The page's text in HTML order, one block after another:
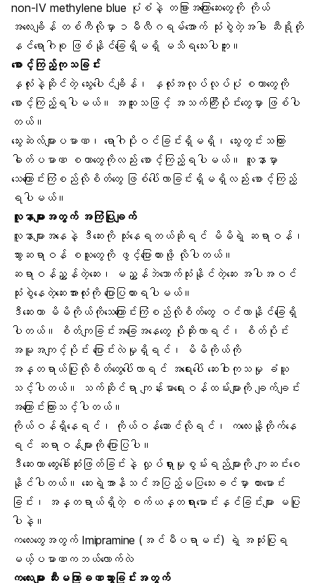
non-IV methylene blue ပုံစံနဲ့ တခြားအကြောဆေးတွေကို ကိုယ်
အလေးချိန် တစ်ကီလိုမှာ ၁မီလီဂရမ်အောက် သုံးစွဲတဲ့အခါ ဆီရိုတို
နင်ရောဂါစု ဖြစ်နိုင်ခြေရှိမရှိ မသိရသေးပါဘူး။
စောင့်ကြည့်ကုသခြင်း
နှလုံးနဲ့ဆိုင်တဲ့ သွေးပေါင်ချိန်၊ နှလုံးအလုပ်လုပ်ပုံ စတာတွေကို
စောင့်ကြည့်ရပါမယ်။ အထူးသဖြင့် အသက်ကြီးပိုင်းတွေမှာ ဖြစ်ပါ
တယ်။
သွေးဆဲလ်များပမာဏ၊ ရောဂါပိုးဝင်ခြင်းရှိမရှိ၊ သွေးတွင်းသကြား
ဓါတ်ပမာဏ စတာတွေကိုလည်း စောင့်ကြည့်ရပါမယ်။ လူနာမှာ
သေကြောင်းကြံစည်လိုစိတ်တွေ ဖြစ်ပေါ်လာခြင်းရှိမရှိလည်း စောင့်ကြည့်
ရပါမယ်။
လူနာများအတွက် အကြံပြုချက်
လူနာများအနေနဲ့ ဒီဆေးကို သုံးနေရတယ်ဆိုရင် မိမိရဲ့ ဆရာဝန်၊
သွားဆရာဝန် စသူတွေကို ဖွင့်ပြောထားဖို့ လိုပါတယ်။
ဆရာဝန်ညွှန်တဲ့ဆေး၊ မညွှန်ဘဲသောက်သုံးနိုင်တဲ့ဆေး အပါအဝင်
သုံးစွဲနေတဲ့ဆေးအားလုံးကို ပြောပြထားရပါမယ်။
ဒီဆေးဟာ မိမိကိုယ်ကိုသေကြောင်းကြံစည်လိုစိတ်တွေ ဝင်လာနိုင်ခြေရှိ
ပါတယ်။ စိတ်ကျခြင်းအခြေအနေတွေ ပိုဆိုးလာရင်၊ စိတ်ပိုင်း
အမူအကျင့်ပိုင်း ပြောင်းလဲမှုရှိရင်၊ မိမိကိုယ်ကို
အန္တရာယ်ပြုလိုစိတ်တွေပေါ်လာရင် အရေးပေါ် ဆေးဝါးကုသမှု ခံယူ
သင့်ပါတယ်။ သက်ဆိုင်ရာ ကျန်းမာရေးဝန်ထမ်းများကို ချက်ချင်း
အကြောင်းကြားသင့်ပါတယ်။
ကိုယ်ဝန်ရှိနေရင်၊ ကိုယ်ဝန်ဆောင်လိုရင်၊ ကလေးနို့တိုက်နေ
ရင် ဆရာဝန်များကို ပြောပြပါ။
ဒီဆေးဟာ တွေးခေါ်ဆုံးဖြတ်ခြင်းနဲ့ လှုပ်ရှားမှုစွမ်းရည်များကို ကျဆင်းစေ
နိုင်ပါတယ်။ ဆေးရဲ့အာနိသင်အပြည့်မပြသေးခင်မှာ ကားမောင်း
ခြင်း၊ အန္တရာယ်ရှိတဲ့ စက်ယန္တရားမောင်းနှင်ခြင်းများ မပြု
ပါနဲ့။
ကလေးတွေအတွက် Imipramine (အင်မီပရာမင်း) ရဲ့ အသုံးပြုရ
မယ့်ပမာဏကဘယ်လောက်လဲ
ကလေးများ ဆီးမကြာခဏသွားခြင်းအတွက်